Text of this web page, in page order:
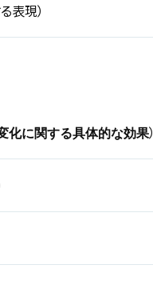
表現）
化に関する具体的な効果）